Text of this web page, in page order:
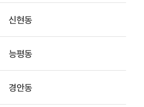
신현동
능평동
경안동